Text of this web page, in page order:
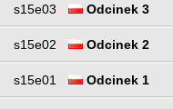
s15e03 Odcinek 3
s15e02 Odcinek 2
s15e01 Odcinek 1